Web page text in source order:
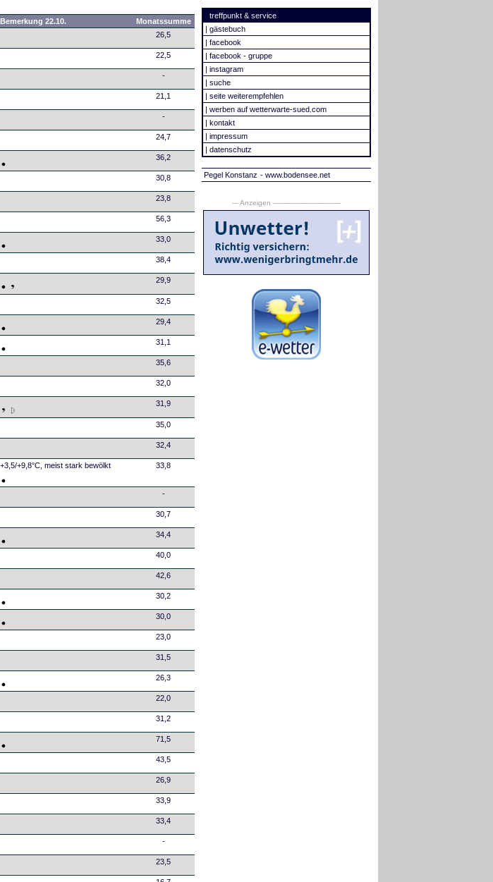
Bemerkung 22.10.
Monatssumme
26,5
22,5
-
21,1
-
24,7
36,2
30,8
23,8
56,3
33,0
38,4
29,9
32,5
29,4
31,1
35,6
32,0
31,9
35,0
32,4
+3,5/+9,8°C, meist stark bewölkt 33,8
-
30,7
34,4
40,0
42,6
30,2
30,0
23,0
31,5
26,3
22,0
31,2
71,5
43,5
26,9
33,9
33,4
-
23,5
treffpunkt & service
| gästebuch
| facebook
| facebook - gruppe
| instagram
| suche
| seite weiterempfehlen
| werben auf wetterwarte-sued.com
| kontakt
| impressum
| datenschutz
Pegel Konstanz - www.bodensee.net
--- Anzeigen --------------------------------